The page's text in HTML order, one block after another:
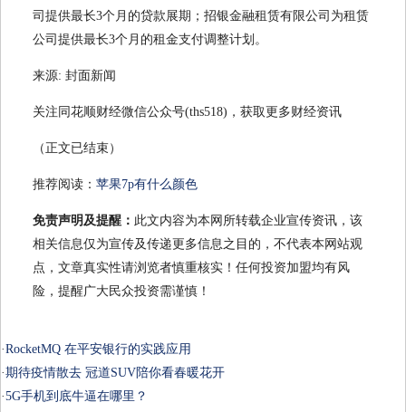
司提供最长3个月的贷款展期；招银金融租赁有限公司为租赁
公司提供最长3个月的租金支付调整计划。
来源: 封面新闻
关注同花顺财经微信公众号(ths518)，获取更多财经资讯
（正文已结束）
推荐阅读： 苹果7p有什么颜色
免责声明及提醒： 此文内容为本网所转载企业宣传资讯，该
相关信息仅为宣传及传递更多信息之目的，不代表本网站观
点，文章真实性请浏览者慎重核实！任何投资加盟均有风
险，提醒广大民众投资需谨慎！
·RocketMQ 在平安银行的实践应用
·期待疫情散去 冠道SUV陪你看春暖花开
·5G手机到底牛逼在哪里？